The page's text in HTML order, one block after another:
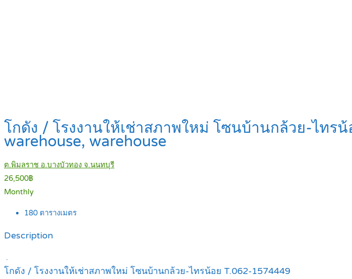
โกดัง / โรงงานให้เช่าสภาพใหม่ โซนบ้านกล้วย-ไทร
warehouse, warehouse
ต.พิมลราช อ.บางบัวทอง จ.นนทบุรี
26,500฿
Monthly
180 ตารางเมตร
Description
.
โกดัง / โรงงานให้เช่าสภาพใหม่ โซนบ้านกล้วย-ไทรน้อย T.062-1574449